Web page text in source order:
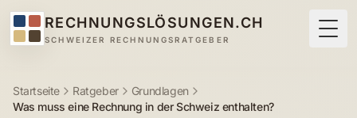
RECHNUNGSLÖSUNGEN.CH
SCHWEIZER RECHNUNGSRATGEBER
Startseite Ratgeber
Grundlagen
Was muss eine Rechnung in der Schweiz enthalten?